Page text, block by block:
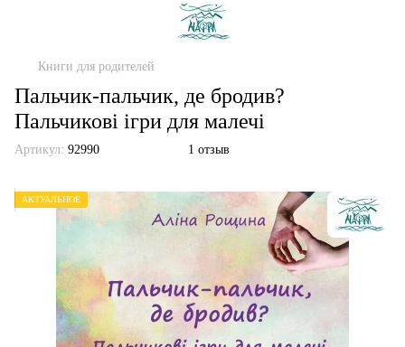
Книги для родителей
Пальчик-пальчик, де бродив?
Пальчикові ігри для малечі
Артикул: 92990 1 отзыв
АКТУАЛЬНОЕ